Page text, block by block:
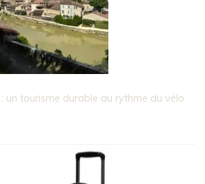
un tourisme durable au rythme du vélo